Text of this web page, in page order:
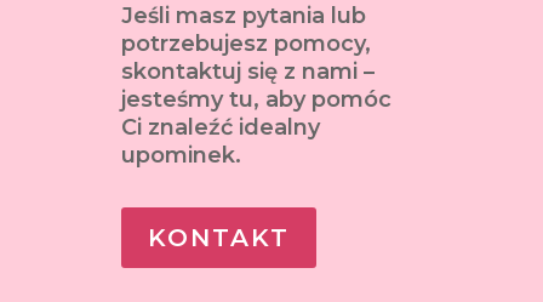
Jeśli masz pytania lub
potrzebujesz pomocy,
skontaktuj się z nami –
jesteśmy tu, aby pomóc
Ci znaleźć idealny
upominek.
KONTAKT